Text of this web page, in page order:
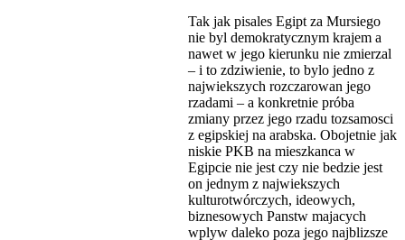
Tak jak pisales Egipt za Mursiego
nie byl demokratycznym krajem a
nawet w jego kierunku nie zmierzal
– i to zdziwienie, to bylo jedno z
najwiekszych rozczarowan jego
rzadami – a konkretnie próba
zmiany przez jego rzadu tozsamosci
z egipskiej na arabska. Obojetnie jak
niskie PKB na mieszkanca w
Egipcie nie jest czy nie bedzie jest
on jednym z najwiekszych
kulturotwórczych, ideowych,
biznesowych Panstw majacych
wplyw daleko poza jego najblizsze